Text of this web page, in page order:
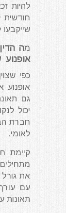
להיות
חודשית
שייקבעו
מה
כפי
אופנוע
גם
יכול
חברת
לאומי.
קיימת
את גורל
עם
תאונות